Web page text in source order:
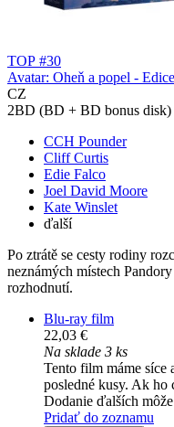
TOP #30
Avatar: Oheň a popel -
CZ
2BD (BD + BD bonus disk)
CCH Pounder
Cliff Curtis
Edie Falco
Joel David Moore
Kate Winslet
ďalší
Po ztrátě se cesty rodiny
neznámých místech
rozhodnutí.
Blu-ray film
22,03 €
Na sklade 3 ks
Tento film máme síce
posledné kusy. Ak ho
Dodanie ďalších
Pridať do zoznamu